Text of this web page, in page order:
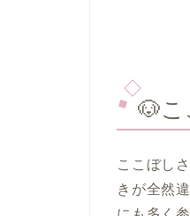
🐶
ここぼし
きが全然